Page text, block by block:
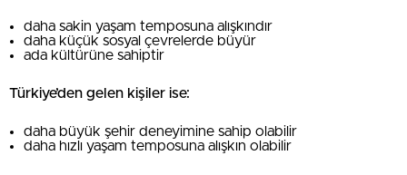
daha sakin yaşam temposuna alışkındır
daha küçük sosyal çevrelerde büyür
ada kültürüne sahiptir
Türkiye’den gelen kişiler ise:
daha büyük şehir deneyimine sahip olabilir
daha hızlı yaşam temposuna alışkın olabilir